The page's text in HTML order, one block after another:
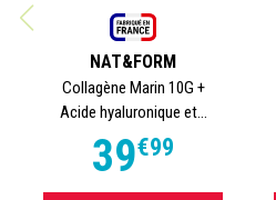
NAT&FORM
Collagène Marin 10G +
Acide hyaluronique et...
39€99